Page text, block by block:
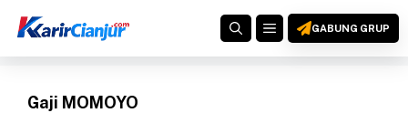
MENUGABUNG GRUP
Gaji MOMOYO